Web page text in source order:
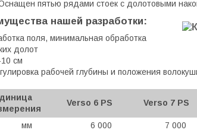
пятью рядами стоек с долотовыми
нашей разработки:
поля, минимальная обработка
долот
см
рабочей глубины и положения
Verso 6 PS Verso 7 PS
мм 6 000 7 000